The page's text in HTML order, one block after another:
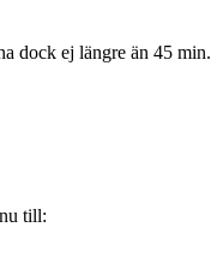
dock ej längre än 45 min.
till: